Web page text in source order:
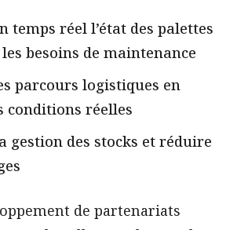
temps réel l’état des palettes
besoins de maintenance
parcours logistiques en
conditions réelles
gestion des stocks et réduire
de partenariats